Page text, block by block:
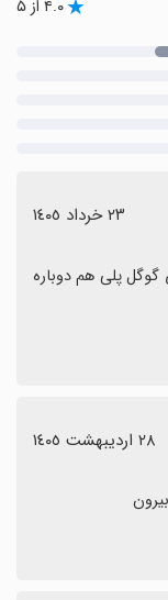
۴.۰ از ۵
٢٣ خرداد ١٤٠٥
٢٨ اردیبهشت ١٤٠٥